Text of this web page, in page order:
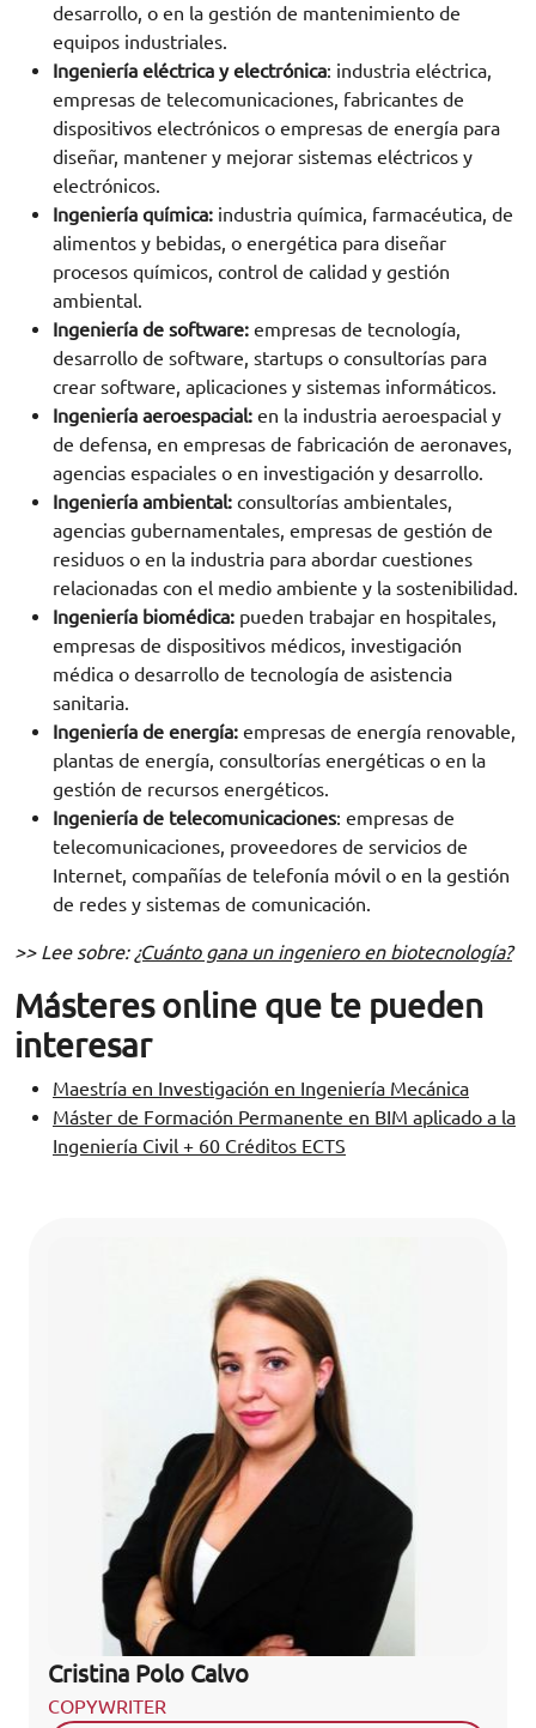
desarrollo, o en la gestión de mantenimiento de
equipos industriales.
Ingeniería eléctrica y electrónica: industria eléctrica,
empresas de telecomunicaciones, fabricantes de
dispositivos electrónicos o empresas de energía para
diseñar, mantener y mejorar sistemas eléctricos y
electrónicos.
Ingeniería química: industria química, farmacéutica, de
alimentos y bebidas, o energética para diseñar
procesos químicos, control de calidad y gestión
ambiental.
Ingeniería de software: empresas de tecnología,
desarrollo de software, startups o consultorías para
crear software, aplicaciones y sistemas informáticos.
Ingeniería aeroespacial: en la industria aeroespacial y
de defensa, en empresas de fabricación de aeronaves,
agencias espaciales o en investigación y desarrollo.
Ingeniería ambiental: consultorías ambientales,
agencias gubernamentales, empresas de gestión de
residuos o en la industria para abordar cuestiones
relacionadas con el medio ambiente y la sostenibilidad.
Ingeniería biomédica: pueden trabajar en hospitales,
empresas de dispositivos médicos, investigación
médica o desarrollo de tecnología de asistencia
sanitaria.
Ingeniería de energía: empresas de energía renovable,
plantas de energía, consultorías energéticas o en la
gestión de recursos energéticos.
Ingeniería de telecomunicaciones: empresas de
telecomunicaciones, proveedores de servicios de
Internet, compañías de telefonía móvil o en la gestión
de redes y sistemas de comunicación.
>> Lee sobre: ¿Cuánto gana un ingeniero en biotecnología?
Másteres online que te pueden
interesar
Maestría en Investigación en Ingeniería Mecánica
Máster de Formación Permanente en BIM aplicado a la
Ingeniería Civil + 60 Créditos ECTS
Cristina Polo Calvo
COPYWRITER
Solicita información